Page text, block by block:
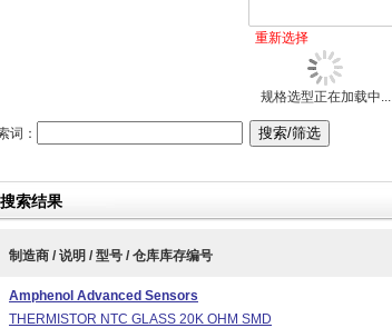
重新选择
规格选型正在加载中...
词：
索结果
制造商 / 说明 / 型号 / 仓库库存编号
Amphenol Advanced Sensors
THERMISTOR NTC GLASS 20K OHM SMD